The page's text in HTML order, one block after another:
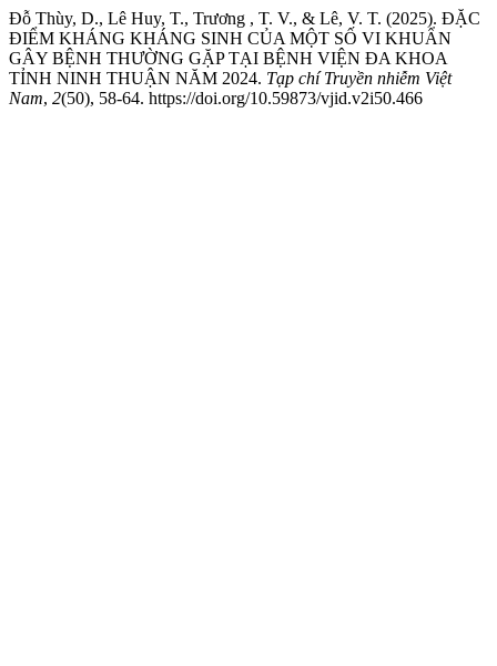
Đỗ Thùy, D., Lê Huy, T., Trương , T. V., & Lê, V. T. (2025). ĐẶC
ĐIỂM KHÁNG KHÁNG SINH CỦA MỘT SỐ VI KHUẨN
GÂY BỆNH THƯỜNG GẶP TẠI BỆNH VIỆN ĐA KHOA
TỈNH NINH THUẬN NĂM 2024. Tạp chí Truyền nhiễm Việt
Nam, 2(50), 58-64. https://doi.org/10.59873/vjid.v2i50.466